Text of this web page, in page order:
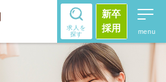
求人を
探す
新卒
採用